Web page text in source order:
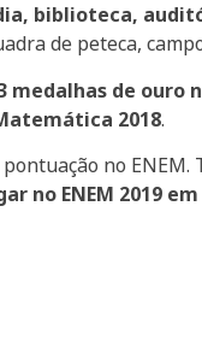
biblioteca,
de peteca,
medalhas de ouro
2018.
no
no ENEM 2019